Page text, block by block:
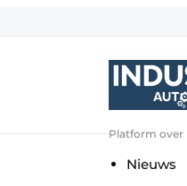
Platform over
Nieuws